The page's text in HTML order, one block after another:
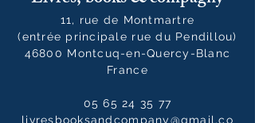
11, rue de Montmartre
(entrée principale rue du Pendillou)
46800 Montcuq-en-Quercy-Blanc
France
05 65 24 35 77
livresbooksandcompany@gmail.co